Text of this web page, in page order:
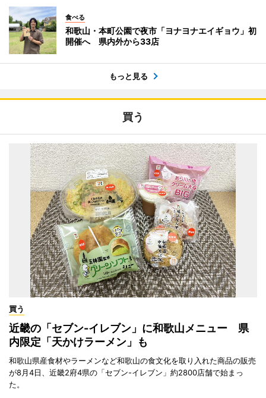
食べる
和歌山・本町公園で夜市「ヨナヨナエイギョウ」初
開催へ 県内外から33店
もっと見る
買う
買う
近畿の「セブン-イレブン」に和歌山メニュー 県
内限定「天かけラーメン」も
和歌山県産食材やラーメンなど和歌山の食文化を取り入れた商品の販売
が8月4日、近畿2府4県の「セブン-イレブン」約2800店舗で始まっ
た。